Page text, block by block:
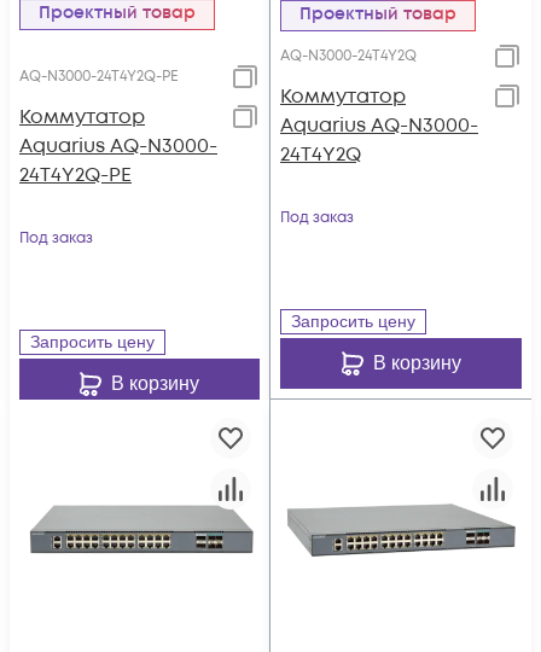
Проектный товар
AQ-N3000-24T4Y2Q-PE
Коммутатор
Aquarius AQ-N3000-
24T4Y2Q-PE
Под заказ
Запросить цену
В корзину
Проектный товар
AQ-N3000-24T4Y2Q
Коммутатор
Aquarius AQ-N3000-
24T4Y2Q
Под заказ
Запросить цену
В корзину